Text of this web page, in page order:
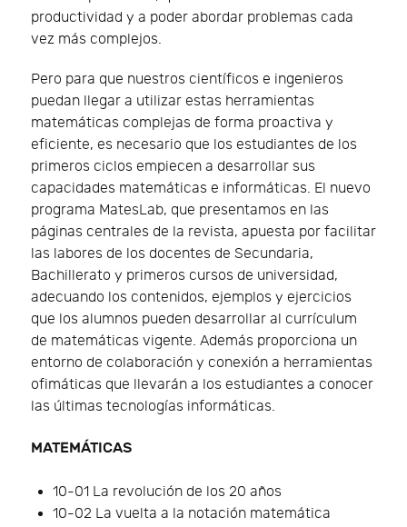
productividad y a poder abordar problemas cada
vez más complejos.
Pero para que nuestros científicos e ingenieros
puedan llegar a utilizar estas herramientas
matemáticas complejas de forma proactiva y
eficiente, es necesario que los estudiantes de los
primeros ciclos empiecen a desarrollar sus
capacidades matemáticas e informáticas. El nuevo
programa MatesLab, que presentamos en las
páginas centrales de la revista, apuesta por facilitar
las labores de los docentes de Secundaria,
Bachillerato y primeros cursos de universidad,
adecuando los contenidos, ejemplos y ejercicios
que los alumnos pueden desarrollar al currículum
de matemáticas vigente. Además proporciona un
entorno de colaboración y conexión a herramientas
ofimáticas que llevarán a los estudiantes a conocer
las últimas tecnologías informáticas.
MATEMÁTICAS
10-01 La revolución de los 20 años
10-02 La vuelta a la notación matemática